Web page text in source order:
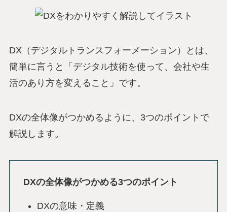
DX（デジタルトランスフォーメーション）とは、
簡単に言うと「デジタル技術を使って、会社や生
活のあり方を変えること」です。
DXの全体像がつかめるように、3つのポイントで
解説します。
DXの全体像がつかめる3つのポイント
DXの意味・定義